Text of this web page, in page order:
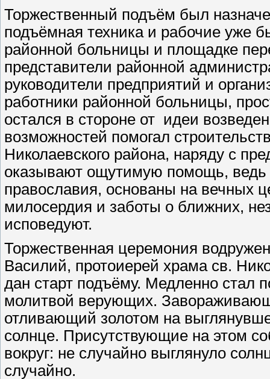
Торжественный подъём был
подъёмная техника и рабочие уже
районной больницы и площадке
представители районной
руководители предприятий и
работники районной больницы,
остался в стороне от идеи
возможностей помогал
Николаевского района, наряду с
оказывают ощутимую помощь, ведь
православия, основаны на вечных
милосердия и заботы о ближних,
исповедуют.
Торжественная церемония
Василий, протоиерей храма св.
дан старт подъёму. Медленно стал
молитвой верующих.
отливающий золотом на
солнце. Присутствующие на этом
вокруг: не случайно выглянуло
случайно.